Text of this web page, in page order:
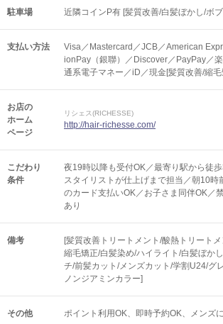
駐車場 近隣コインP有 [髪質改善/白髪ぼかし/ボ
支払い方法
Visa／Mastercard／JCB／American
ionPay（銀聯）／Discover／PayPay／
通系電子マネー／iD／現金[髪質改善/縮
お店の
ホーム
ページ
リシェス(RICHESSE)
http://hair-richesse.com/
こだわり
条件
夜19時以降も受付OK／最寄り駅から徒
スタイリストが仕上げまで担当／朝10時
のカード支払いOK／お子さま同伴OK／
あり
備考
[髪質改善トリートメント/酸熱トリート
縮毛矯正/白髪染め/ハイライト/白髪ぼか
チ/前髪カット/メンズカット/学割U24/グ
ノンジアミンカラー]
その他 ポイント利用OK 即時予約OK メンズ